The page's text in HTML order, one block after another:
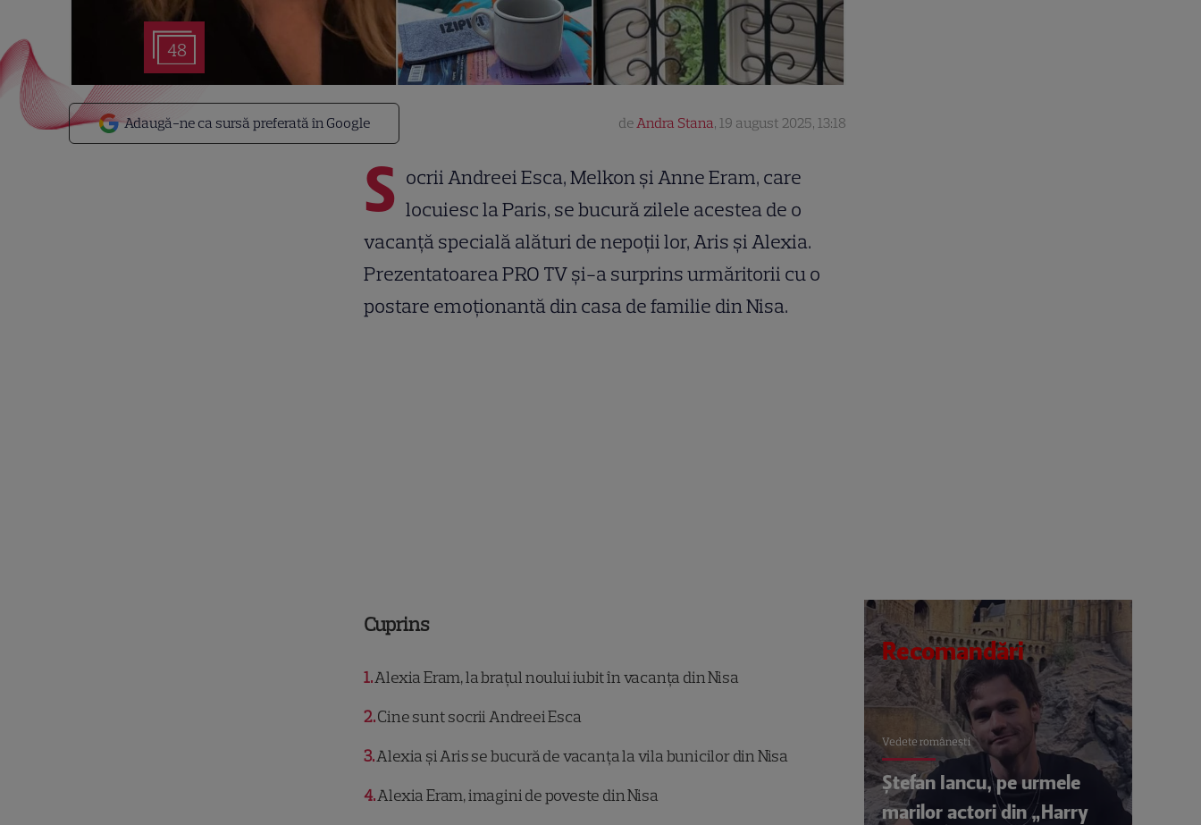
48
Adaugă-ne ca sursă preferată în Google deAndra Stana, 19 august 2025, 13:18
S ocrii Andreei Esca, Melkon și Anne Eram, care
locuiesc la Paris, se bucură zilele acestea de o
vacanță specială alături de nepoții lor, Aris și Alexia.
Prezentatoarea PRO TV și-a surprins urmăritorii cu o
postare emoționantă din casa de familie din Nisa.
Cuprins
1Alexia Eram, la brațul noului iubit în vacanța din Nisa
2Cine sunt socrii Andreei Esca
3Alexia și Aris se bucură de vacanța la vila bunicilor din Nisa
4Alexia Eram, imagini de poveste din Nisa
Recomandări
Vedete româneşti
Ștefan Iancu, pe urmele
marilor actori din „Harry